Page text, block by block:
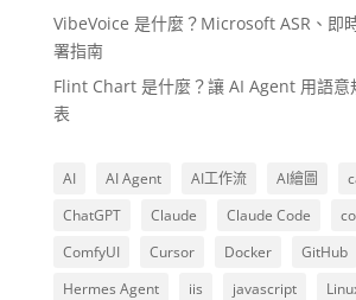
VibeVoice 是什麼？Microsoft ASR、即
署指南
Flint Chart 是什麼？讓 AI Agent 用語意
表
AI AI Agent AI工作流 AI繪圖
ChatGPT
Claude Claude Code
ComfyUI
Cursor Docker GitHub
Hermes Agent
iis javascript